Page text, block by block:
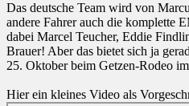
Das deutsche Team wird von
andere Fahrer auch die komplette
dabei Marcel Teucher, Eddie
Brauer! Aber das bietet sich ja
25. Oktober beim Getzen-Rodeo
Hier ein kleines Video als